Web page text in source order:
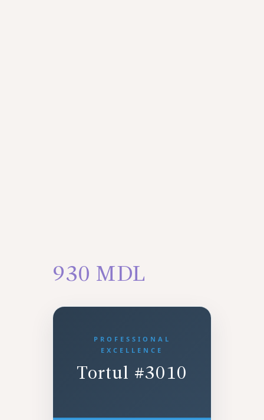
930 MDL
PROFESSIONAL
EXCELLENCE
Tortul #3010